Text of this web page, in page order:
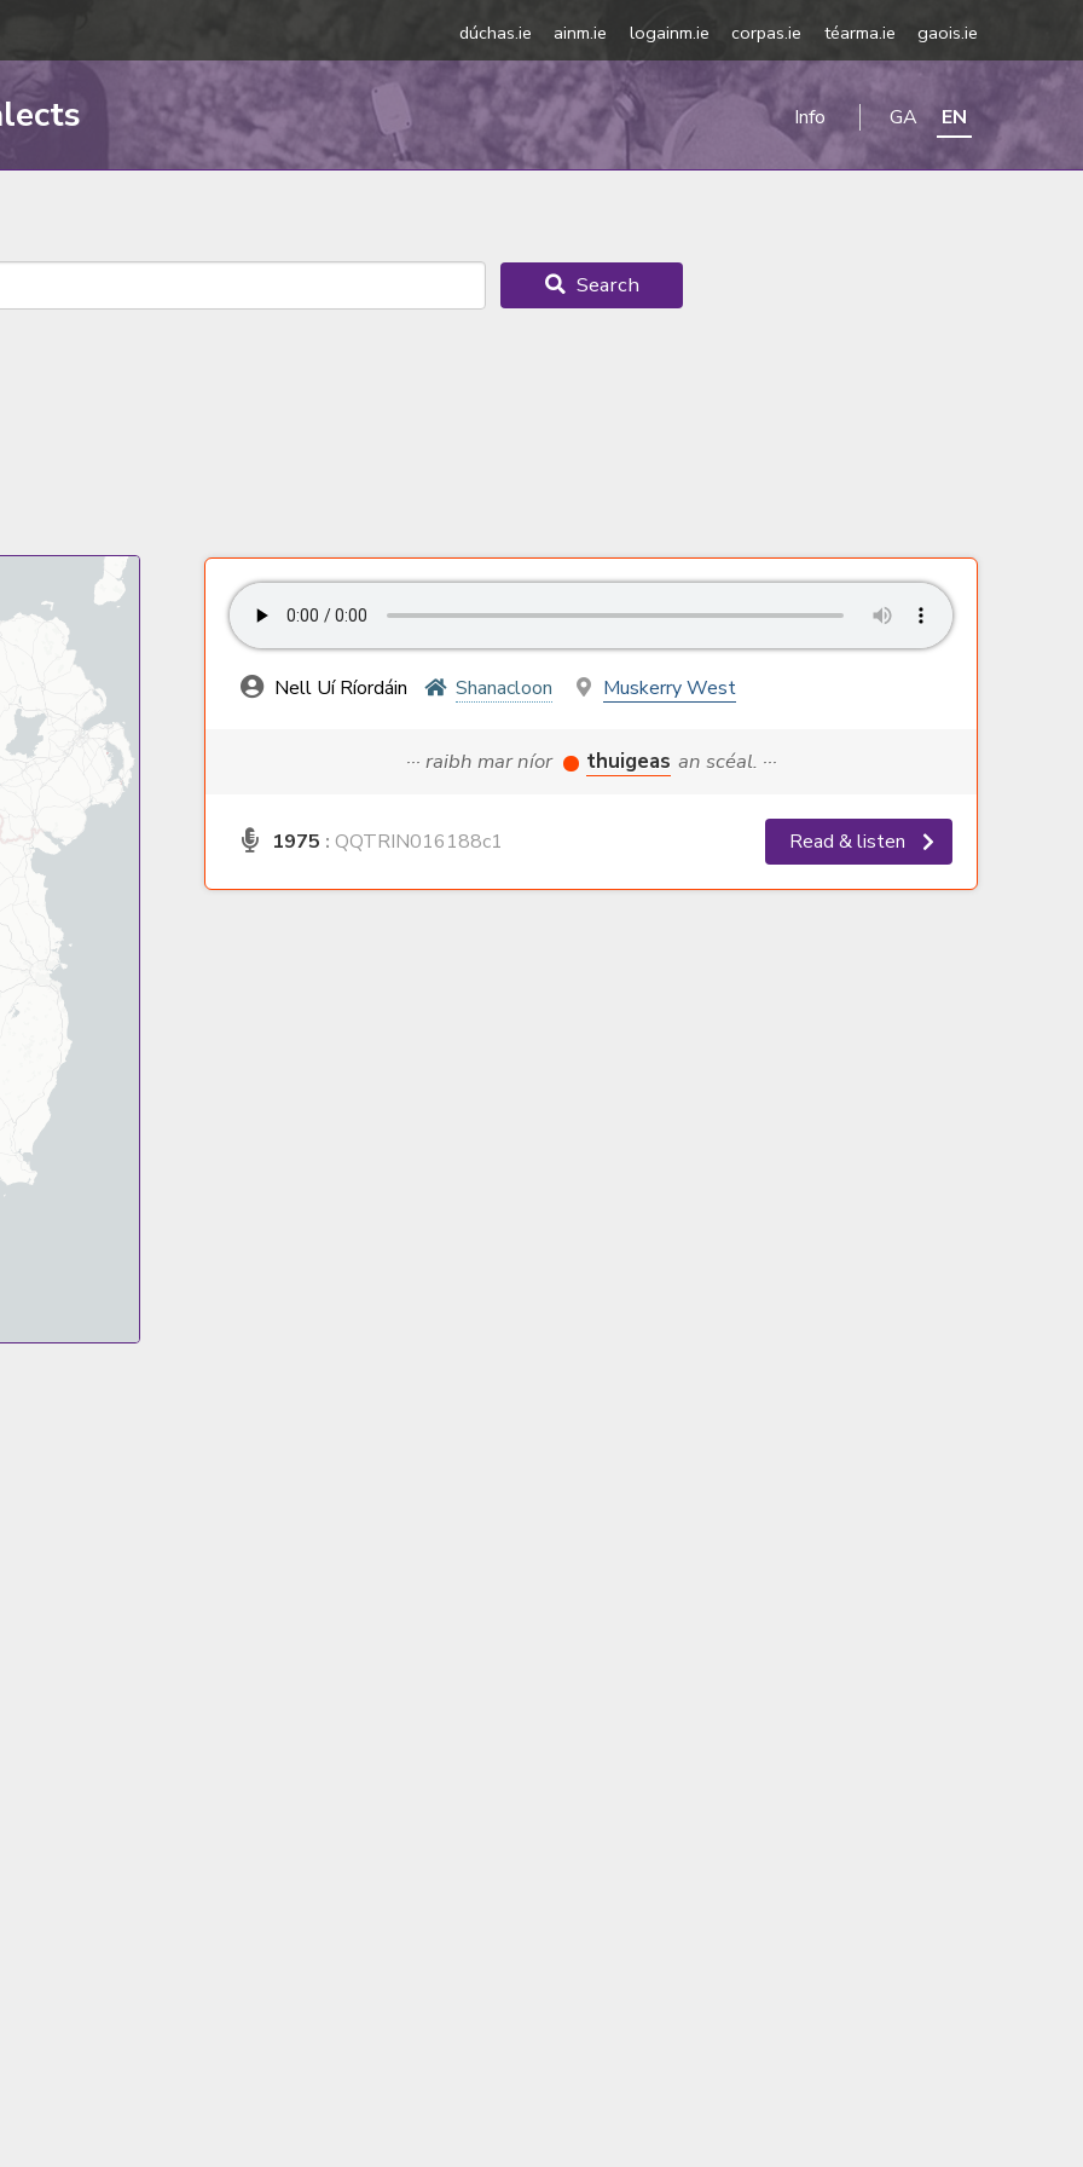
dúchas.ie ainm.ie logainm.ie corpas.ie téarma.ie gaois.ie
Info GA EN
Search
Nell Uí Ríordáin Shanacloon Muskerry West
··· raibh mar níor thuigeas an scéal. ···
1975 : QQTRIN016188c1 Read & listen